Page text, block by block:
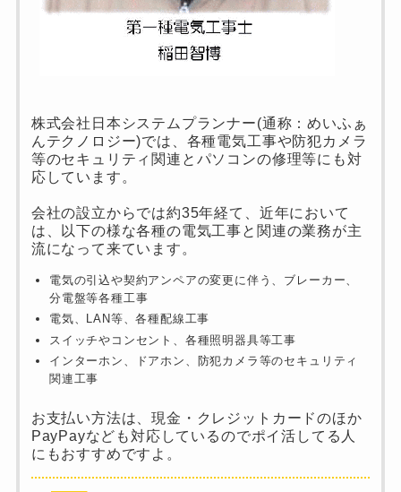
株式会社日本システムプランナー(通称：めいふぁ
んテクノロジー)では、各種電気工事や防犯カメラ
等のセキュリティ関連とパソコンの修理等にも対
応しています。
会社の設立からでは約35年経て、近年において
は、以下の様な各種の電気工事と関連の業務が主
流になって来ています。
電気の引込や契約アンペアの変更に伴う、ブレーカー、
分電盤等各種工事
電気、LAN等、各種配線工事
スイッチやコンセント、各種照明器具等工事
インターホン、ドアホン、防犯カメラ等のセキュリティ
関連工事
お支払い方法は、現金・クレジットカードのほか
PayPayなども対応しているのでポイ活してる人
にもおすすめですよ。